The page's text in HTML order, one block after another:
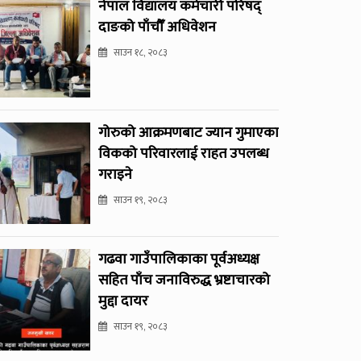
नेपाल विद्यालय कर्मचारी परिषद्
दाङको पाँचौँ अधिवेशन
साउन १८, २०८३
गोरुको आक्रमणबाट ज्यान गुमाएका
विकको परिवारलाई राहत उपलब्ध
गराइने
साउन १९, २०८३
गढवा गाउँपालिकाका पूर्वअध्यक्ष
सहित पाँच जनाविरुद्ध भ्रष्टाचारको
मुद्दा दायर
साउन १९, २०८३